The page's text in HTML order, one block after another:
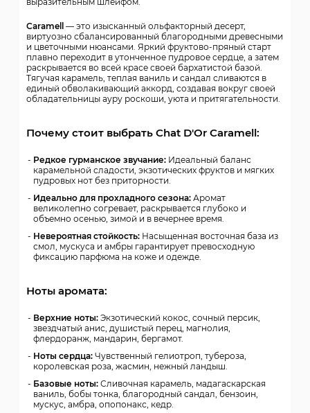
Caramell — это изысканный ольфакторный десерт,
виртуозно сбалансированный благородными древесными
и цветочными нюансами. Яркий фруктово-пряный старт
плавно переходит в утонченное пудровое сердце, а затем
раскрывается во всей красе своей бархатистой базой.
Тягучая карамель, теплая ваниль и сандал сливаются в
единый обволакивающий аккорд, создавая вокруг своей
обладательницы ауру роскоши, уюта и притягательности.
Почему стоит выбрать Chat D'Or Caramell:
Редкое гурманское звучание: Идеальный баланс
карамельной сладости, экзотических фруктов и мягких
пудровых нот без приторности.
Идеально для прохладного сезона: Аромат
великолепно согревает, раскрывается глубоко и
объемно осенью, зимой и в вечернее время.
Невероятная стойкость: Насыщенная восточная база из
смол, мускуса и амбры гарантирует превосходную
фиксацию парфюма на коже и одежде.
Ноты аромата:
Верхние ноты: Экзотический кокос, сочный персик,
звездчатый анис, душистый перец, магнолия,
флердоранж, мандарин, бергамот.
Ноты сердца: Чувственный гелиотроп, тубероза,
королевская роза, жасмин, нежный ландыш.
Базовые ноты: Сливочная карамель, мадагаскарская
ваниль, бобы тонка, благородный сандал, бензоин,
мускус, амбра, опопонакс, кедр.